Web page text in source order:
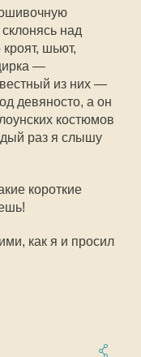
над
шьют,
—
из них —
девяносто, а он
костюмов
раз я слышу
короткие
как я и просил